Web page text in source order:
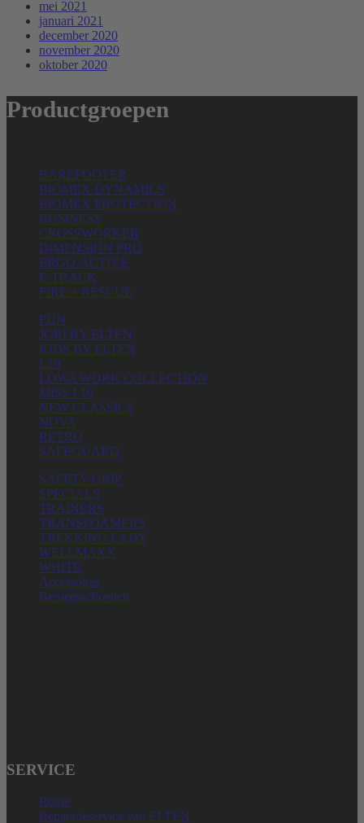
mei 2021
januari 2021
december 2020
november 2020
oktober 2020
Productgroepen
BAREFOOTER
BIOMEX DYNAMICS
BIOMEX PROTECTION
BUSINESS
CROSSWORKER
DIMENSION PRO
ERGO-ACTIVE
E-TRACK
FIRE + RESCUE
FUN
JORI BY ELTEN
KIDS BY ELTEN
L10
LOWA WORK COLLECTION
MISS L10
NEW CLASSICS
NOVA
RETRO
SAFEGUARD
SAFETY-GRIP
SPECIALS
TRAINERS
TRANSFOAMERS
TREKKING LADY
WELLMAXX
WHITE
Accessoires
Beroepsschoenen
SERVICE
Route
Reparatieservice van ELTEN